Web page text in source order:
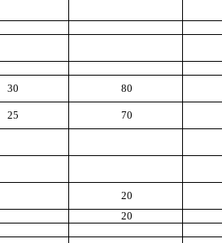
30 80
25 70
20
20